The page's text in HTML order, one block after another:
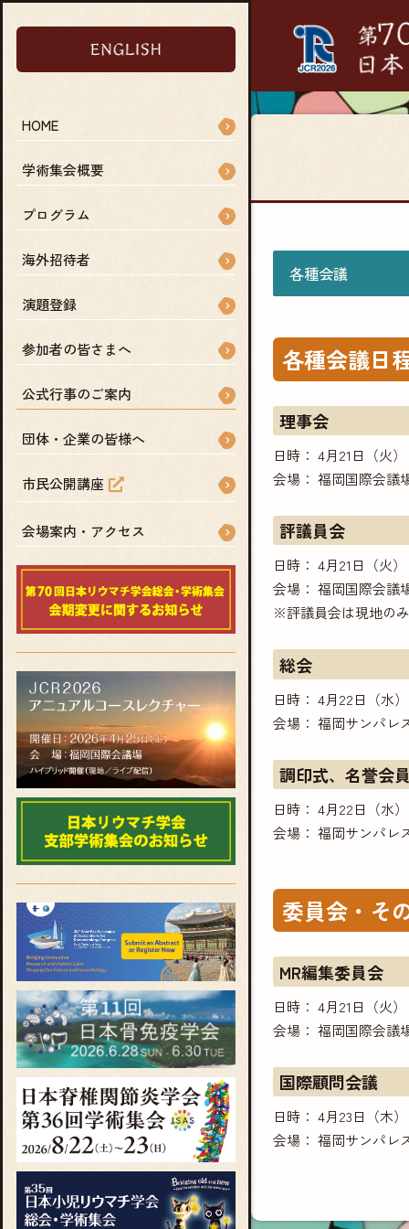
HOME
学術集会概要
プログラム
海外招待者
演題登録
参加者の皆さまへ
公式行事のご案内
団体・企業の皆様へ
市民公開講座
会場案内・アクセス
各種会議
各種会議日
理事会
日時： 4月21日（火
会場： 福岡国際会
評議員会
日時： 4月21日（火
会場： 福岡国際会
※評議員会は現地のみ
総会
日時： 4月22日（水
会場： 福岡サンパ
調印式、名誉会
日時： 4月22日（水
会場： 福岡サンパ
委員会・そ
MR編集委員会
日時： 4月21日（火
会場： 福岡国際会議
国際顧問会議
日時： 4月23日（木
会場： 福岡サンパ